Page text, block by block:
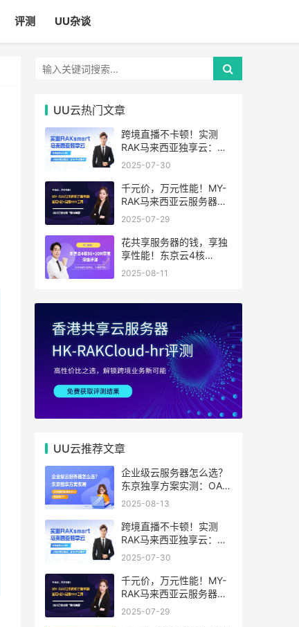
评测 UU杂谈
UU云热门文章
跨境直播不卡顿！实测
RAK马来西亚独享云：
1080P推流稳定，首月6
2025-07-30
千元价，万元性能！MY-
RAK马来西亚云服务器：
首月5折+免费SEO工具，
2025-07-29
花共享服务器的钱，享独
享性能！东京云4核
8G+10M带宽降价来袭
2025-08-11
UU云推荐文章
企业级云服务器怎么选？
东京独享方案实测：OA系
统响应提速40%，成本降
2025-08-13
跨境直播不卡顿！实测
RAK马来西亚独享云：
1080P推流稳定，首月6
2025-07-30
千元价，万元性能！MY-
RAK马来西亚云服务器：
首月5折+免费SEO工具，
2025-07-29